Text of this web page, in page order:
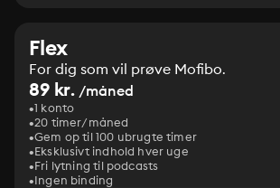
Flex
For dig som vil prøve Mofibo.
89 kr. /måned
1 konto
20 timer/måned
Gem op til 100 ubrugte timer
Eksklusivt indhold hver uge
Fri lytning til podcasts
Ingen binding